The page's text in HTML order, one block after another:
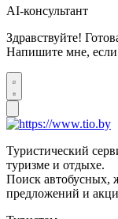
AI-консультант
Здравствуйте!
Напишите мне, если
Туристический
туризме и отдыхе.
Поиск автобусных,
предложений и